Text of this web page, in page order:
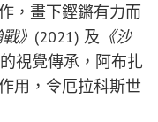
，畫下鏗鏘有力而
》 (2021) 及 《沙
視覺傳承，阿布扎
用，令厄拉科斯世